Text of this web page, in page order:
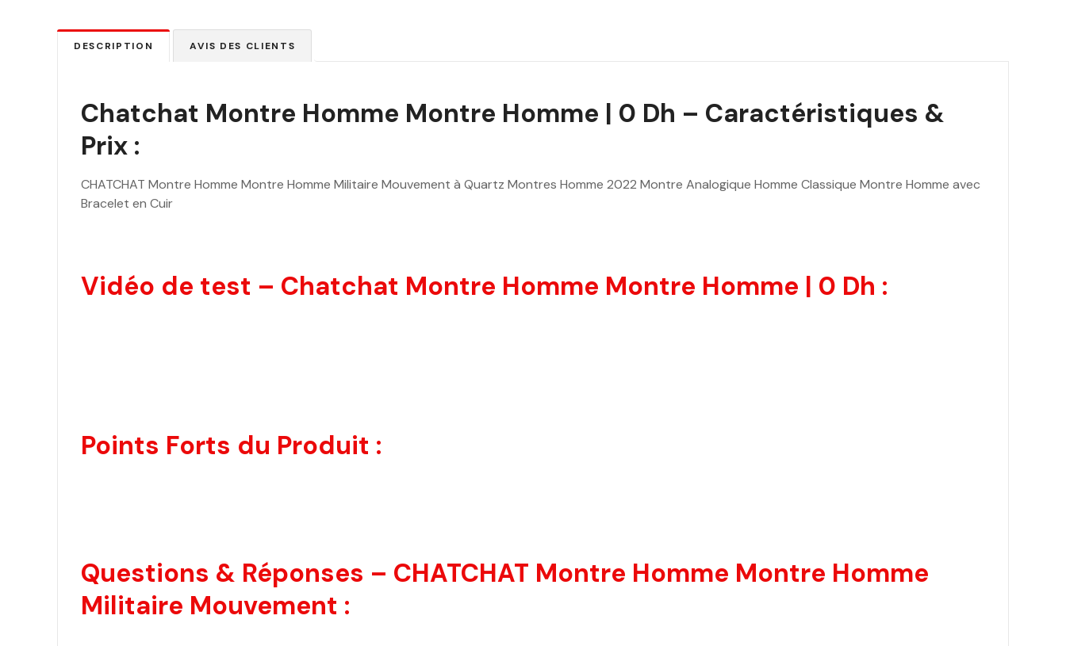
DESCRIPTION AVIS DES CLIENTS
Chatchat Montre Homme Montre Homme | 0 Dh – Caractéristiques &
Prix :
CHATCHAT Montre Homme Montre Homme Militaire Mouvement à Quartz Montres Homme 2022 Montre Analogique Homme Classique Montre Homme avec
Bracelet en Cuir
Vidéo de test – Chatchat Montre Homme Montre Homme | 0 Dh :
Points Forts du Produit :
Questions & Réponses – CHATCHAT Montre Homme Montre Homme
Militaire Mouvement :